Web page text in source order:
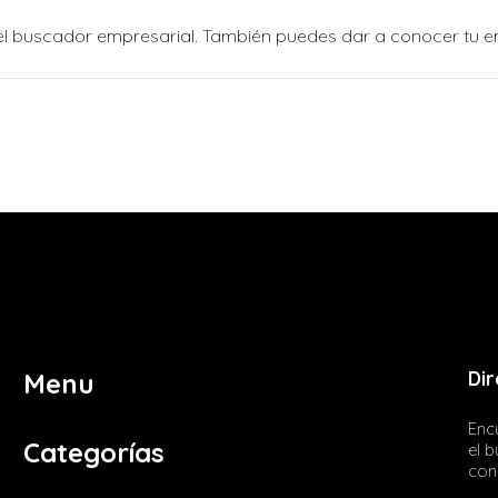
buscador empresarial. También puedes dar a conocer tu
Menu
Categorías
el